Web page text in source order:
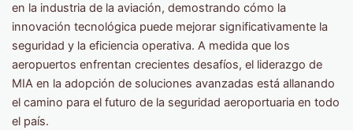
en la industria de la aviación, demostrando cómo la
innovación tecnológica puede mejorar significativamente la
seguridad y la eficiencia operativa. A medida que los
aeropuertos enfrentan crecientes desafíos, el liderazgo de
MIA en la adopción de soluciones avanzadas está allanando
el camino para el futuro de la seguridad aeroportuaria en todo
el país.